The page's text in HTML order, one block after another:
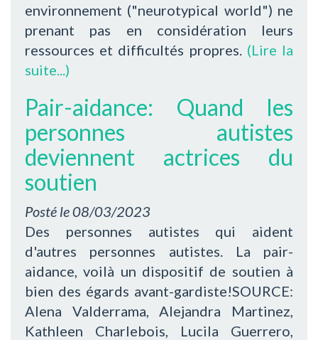
environnement ("neurotypical world") ne
prenant pas en considération leurs
ressources et difficultés propres. (Lire la
suite...)
Pair-aidance: Quand les
personnes autistes
deviennent actrices du
soutien
Posté le08/03/2023
Des personnes autistes qui aident
d'autres personnes autistes. La pair-
aidance, voilà un dispositif de soutien à
bien des égards avant-gardiste!SOURCE:
Alena Valderrama, Alejandra Martinez,
Kathleen Charlebois, Lucila Guerrero,